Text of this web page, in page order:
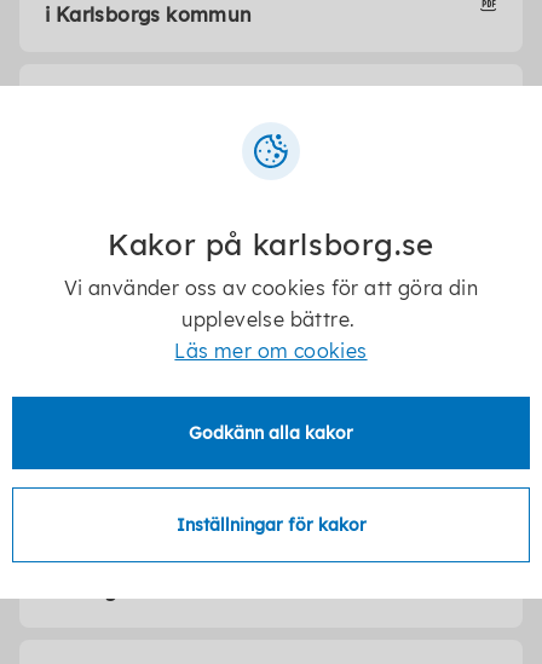
i Karlsborgs kommun
Mer om folkhälsa
Folkhälsomyndigheten
Sveriges kommuner och regioner -
Styrning och ledning
Sveriges kommuner och regioner -
Kakor på karlsborg.se
Vi använder oss av cookies för att göra din
upplevelse bättre.
Läs mer om cookies
Godkänn alla kakor
Inställningar för kakor